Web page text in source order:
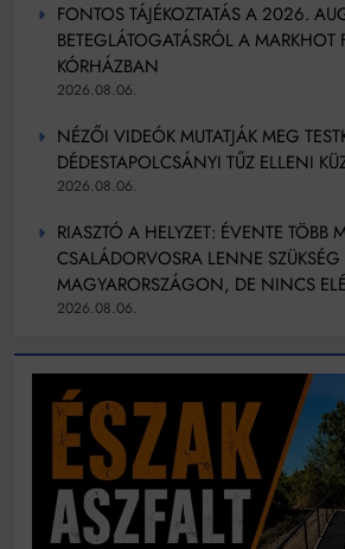
FONTOS TÁJÉKOZTATÁS A 2026.
BETEGLÁTOGATÁSRÓL A MARKHOT
KÓRHÁZBAN
2026.08.06.
NÉZŐI VIDEÓK MUTATJÁK MEG
DÉDESTAPOLCSÁNYI TŰZ ELLENI
2026.08.06.
RIASZTÓ A HELYZET: ÉVENTE TÖBB
CSALÁDORVOSRA LENNE SZÜKSÉG
MAGYARORSZÁGON, DE NINCS
2026.08.06.